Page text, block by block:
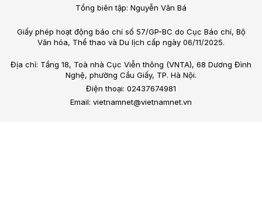
Tổng biên tập: Nguyễn Văn Bá
Giấy phép hoạt động báo chí số 57/GP-BC do Cục Báo chí, Bộ
Văn hóa, Thể thao và Du lịch cấp ngày 06/11/2025.
Địa chỉ: Tầng 18, Toà nhà Cục Viễn thông (VNTA), 68 Dương Đình
Nghệ, phường Cầu Giấy, TP. Hà Nội.
Điện thoại: 02437674981
Email: vietnamnet@vietnamnet.vn